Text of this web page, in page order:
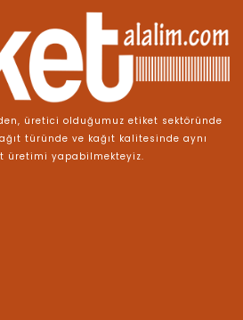
üretici olduğumuz etiket sektöründe
türünde ve kağıt kalitesinde aynı
üretimi yapabilmekteyiz.